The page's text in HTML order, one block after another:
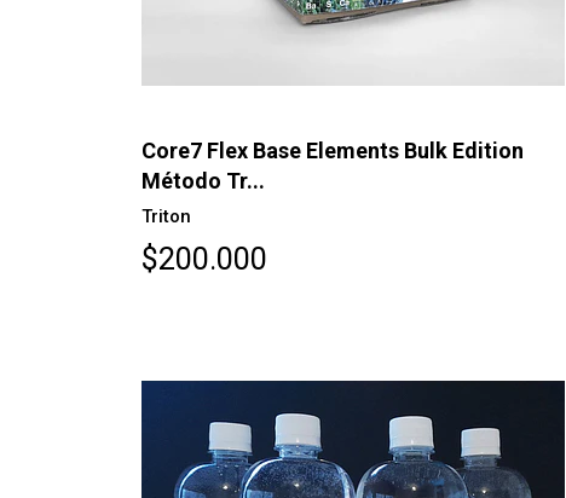
Core7 Flex Base Elements Bulk Edition
Método Tr...
Triton
$200.000